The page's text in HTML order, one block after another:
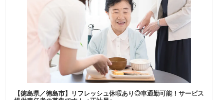
【徳島県／徳島市】リフレッシュ休暇あり◎車通勤可能！サービス